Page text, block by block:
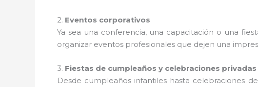
2. Eventos corporativos
Ya sea una conferencia, una capacitación o una
organizar eventos profesionales que dejen una
3. Fiestas de cumpleaños y celebraciones privadas
Desde cumpleaños infantiles hasta celebraciones